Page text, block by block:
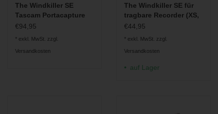
The Windkiller SE
Tascam Portacapture
X8 Windshield Bundle)
€94,95
* exkl. MwSt. zzgl.
Versandkosten
The Windkiller SE für
tragbare Recorder (XS,
S, M, L)
€44,95
* exkl. MwSt. zzgl.
Versandkosten
auf Lager